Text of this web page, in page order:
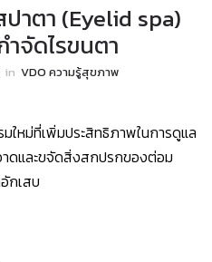
ตา (Eyelid spa)
จัดไรขนตา
in VDO ความรู้สุขภาพ
ใหม่ที่เพิ่มประสิทธิภาพในการดูแล
ดและขจัดสิ่งสกปรกของต่อม
กเสบ